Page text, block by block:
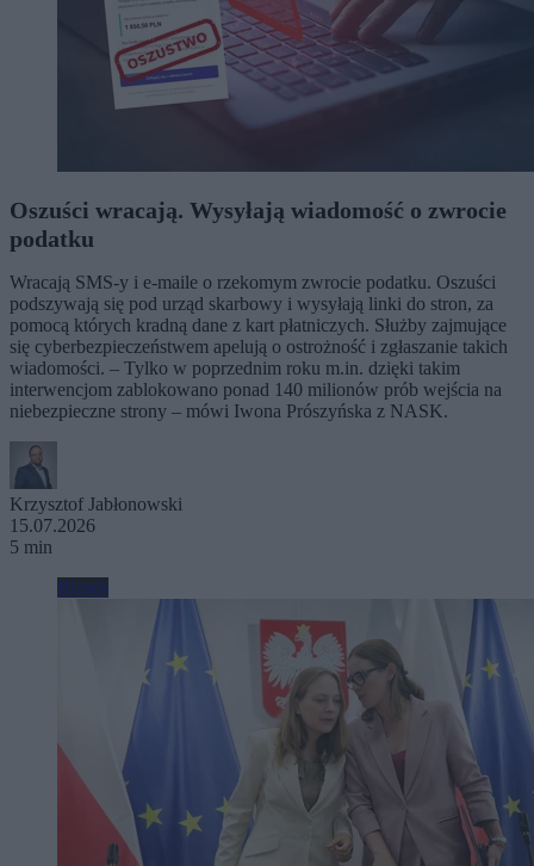
Oszuści wracają. Wysyłają wiadomość o zwrocie
podatku
Wracają SMS-y i e-maile o rzekomym zwrocie podatku. Oszuści
podszywają się pod urząd skarbowy i wysyłają linki do stron, za
pomocą których kradną dane z kart płatniczych. Służby zajmujące
się cyberbezpieczeństwem apelują o ostrożność i zgłaszanie takich
wiadomości. – Tylko w poprzednim roku m.in. dzięki takim
interwencjom zablokowano ponad 140 milionów prób wejścia na
niebezpieczne strony – mówi Iwona Prószyńska z NASK.
Krzysztof Jabłonowski
15.07.2026
5 min
Biznes